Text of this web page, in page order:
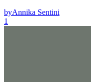
byAnnika Sentini
1